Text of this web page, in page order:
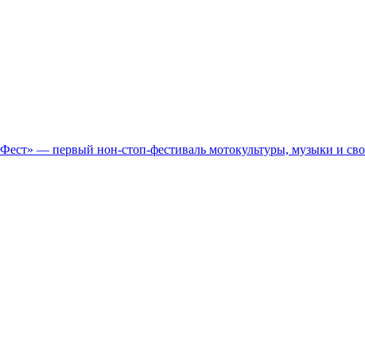
— первый нон-стоп-фестиваль мотокультуры, музыки и